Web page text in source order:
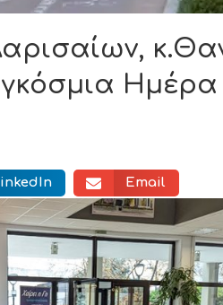
Ημέρα
Email